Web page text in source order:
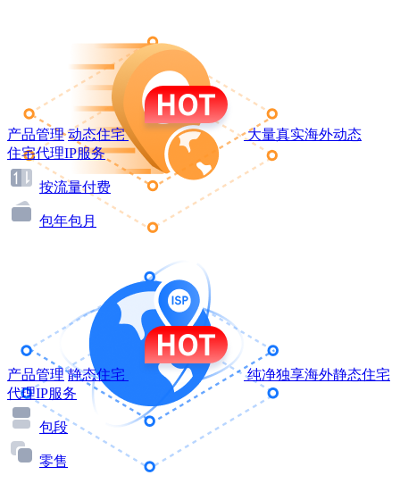
产品管理 动态住宅
大量真实海外动态
住宅代理IP服务
按流量付费
包年包月
产品管理 静态住宅
纯净独享海外静态住宅
代理IP服务
包段
零售